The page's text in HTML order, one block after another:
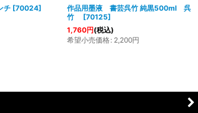
チ [70024]
作品用墨液 書芸呉竹 純黒500ml 呉
竹
[70125]
1,760円(税込)
希望小売価格: 2,200円